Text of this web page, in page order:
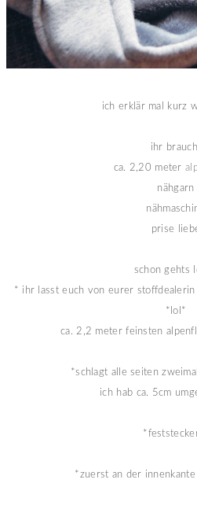
ich erklär mal kurz
ihr
ca. 2,20 meter
nähgarn
prise
schon gehts
* ihr lasst euch von eurer
*lol*
ca. 2,2 meter feinsten
*schlagt alle seiten
ich hab ca. 5cm
*zuerst an der